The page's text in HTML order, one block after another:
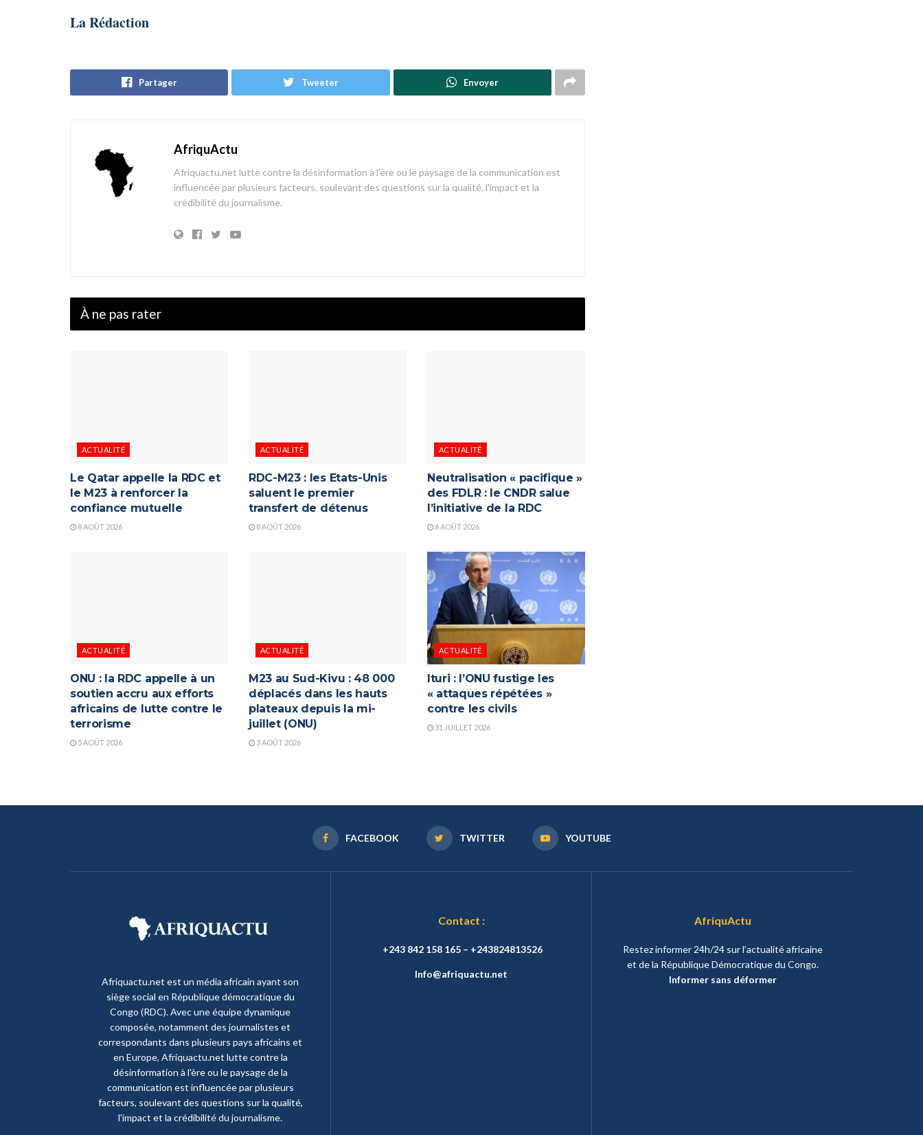
La Rédaction
Partager Tweeter Envoyer
AfriquActu
Afriquactu.net lutte contre la désinformation à l'ère ou le paysage de la communication est
influencée par plusieurs facteurs, soulevant des questions sur la qualité, l'impact et la
crédibilité du journalisme.
À ne pas rater
ACTUALITÉ
Le Qatar appelle la RDC et
le M23 à renforcer la
confiance mutuelle
8 AOÛT 2026
ACTUALITÉ
RDC-M23 : les Etats-Unis
saluent le premier
transfert de détenus
8 AOÛT 2026
ACTUALITÉ
Neutralisation « pacifique »
des FDLR : le CNDR salue
l’initiative de la RDC
6 AOÛT 2026
ACTUALITÉ
ONU : la RDC appelle à un
soutien accru aux efforts
africains de lutte contre le
terrorisme
5 AOÛT 2026
ACTUALITÉ
M23 au Sud-Kivu : 48 000
déplacés dans les hauts
plateaux depuis la mi-
juillet (ONU)
3 AOÛT 2026
ACTUALITÉ
Ituri : l’ONU fustige les
« attaques répétées »
contre les civils
31 JUILLET 2026
FACEBOOK TWITTER YOUTUBE
Afriquactu.net est un média africain ayant son
siège social en République démocratique du
Congo (RDC). Avec une équipe dynamique
composée, notamment des journalistes et
correspondants dans plusieurs pays africains et
en Europe, Afriquactu.net lutte contre la
désinformation à l'ère ou le paysage de la
communication est influencée par plusieurs
facteurs, soulevant des questions sur la qualité,
l'impact et la crédibilité du journalisme.
Contact :
+243 842 158 165 – +243824813526
Info@afriquactu.net
AfriquActu
Restez informer 24h/24 sur l’actualité africaine
et de la République Démocratique du Congo.
Informer sans déformer